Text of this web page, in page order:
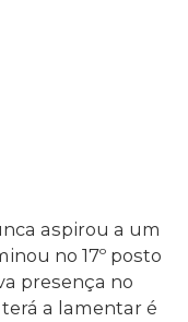
aspirou a um
no 17º posto
presença no
a lamentar é